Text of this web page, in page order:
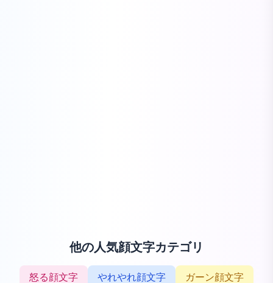
他の人気顔文字カテゴリ
怒る顔文字 やれやれ顔文字 ガーン顔文字